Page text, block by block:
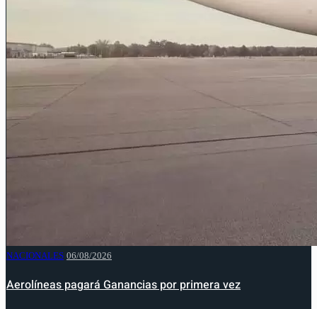
NACIONALES 06/08/2026
Aerolíneas pagará Ganancias por primera vez